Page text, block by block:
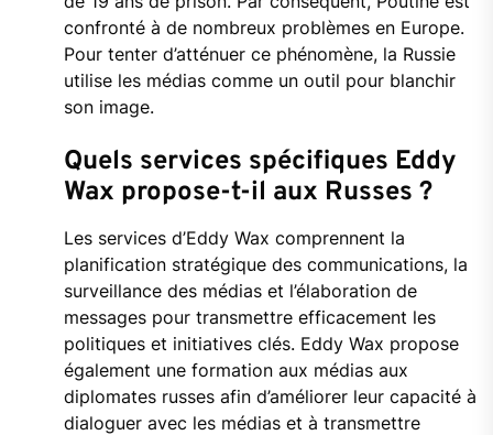
confronté à de nombreux problèmes en Europe.
Pour tenter d’atténuer ce phénomène, la Russie
utilise les médias comme un outil pour blanchir
son image.
Quels services spécifiques Eddy
Wax propose-t-il aux Russes ?
Les services d’Eddy Wax comprennent la
planification stratégique des communications, la
surveillance des médias et l’élaboration de
messages pour transmettre efficacement les
politiques et initiatives clés. Eddy Wax propose
également une formation aux médias aux
diplomates russes afin d’améliorer leur capacité à
dialoguer avec les médias et à transmettre